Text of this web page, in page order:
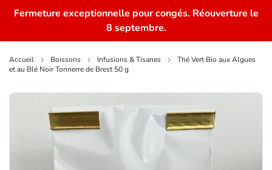
Fermeture exceptionnelle pour congés. Réouverture le
8 septembre.
Accueil Boissons Infusions & Tisanes
Thé Vert Bio aux Algues
et au Blé Noir Tonnerre de Brest 50 g